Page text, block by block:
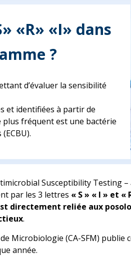
«R» «I» dans
?
d’évaluer la sensibilité
et identifiées à partir de
plus fréquent est une bactérie
Susceptibility Testing –
par les 3 lettres « S » « I » et
directement reliée aux
.
Microbiologie (CA-SFM)
année.